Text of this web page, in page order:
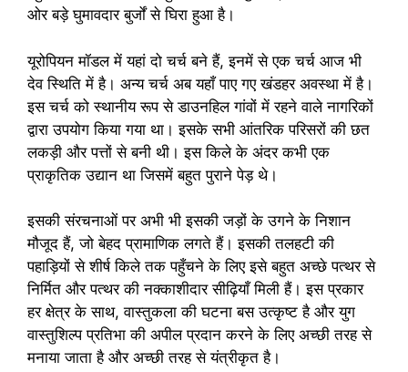
ओर बड़े घुमावदार बुर्जों से घिरा हुआ है।
यूरोपियन मॉडल में यहां दो चर्च बने हैं, इनमें से एक चर्च आज भी
देव स्थिति में है। अन्य चर्च अब यहाँ पाए गए खंडहर अवस्था में है।
इस चर्च को स्थानीय रूप से डाउनहिल गांवों में रहने वाले नागरिकों
द्वारा उपयोग किया गया था। इसके सभी आंतरिक परिसरों की छत
लकड़ी और पत्तों से बनी थी। इस किले के अंदर कभी एक
प्राकृतिक उद्यान था जिसमें बहुत पुराने पेड़ थे।
इसकी संरचनाओं पर अभी भी इसकी जड़ों के उगने के निशान
मौजूद हैं, जो बेहद प्रामाणिक लगते हैं। इसकी तलहटी की
पहाड़ियों से शीर्ष किले तक पहुँचने के लिए इसे बहुत अच्छे पत्थर से
निर्मित और पत्थर की नक्काशीदार सीढ़ियाँ मिली हैं। इस प्रकार
हर क्षेत्र के साथ, वास्तुकला की घटना बस उत्कृष्ट है और युग
वास्तुशिल्प प्रतिभा की अपील प्रदान करने के लिए अच्छी तरह से
मनाया जाता है और अच्छी तरह से यंत्रीकृत है।